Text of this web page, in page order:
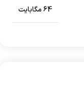
64 مگابایت